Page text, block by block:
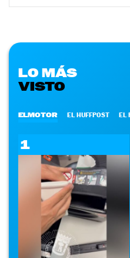
LO MÁS
VISTO
ELMOTOR EL HUFFPOST EL
1